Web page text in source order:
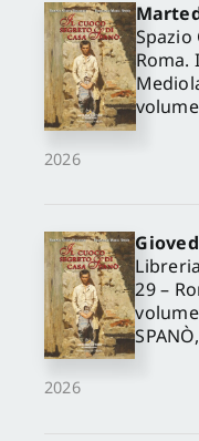
2026
Spazio
Roma.
volume
2026
29 –
volume